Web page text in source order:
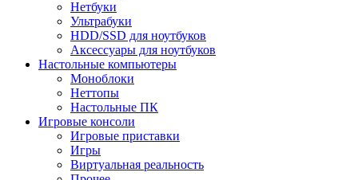
Нетбуки
Ультрабуки
HDD/SSD для ноутбуков
Аксессуары для ноутбуков
Настольные компьютеры
Моноблоки
Неттопы
Настольные ПК
Игровые консоли
Игровые приставки
Игры
Виртуальная реальность